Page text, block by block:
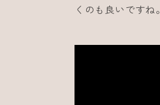
くのも良いですね。